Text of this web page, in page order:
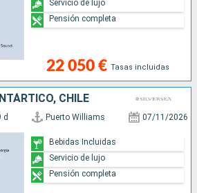
22 050 € Tasas incluidas
Servicio de lujo
Pensión completa
CHILE
d Puerto Williams 07/11/2026
Bebidas Incluidas
Servicio de lujo
Pensión completa